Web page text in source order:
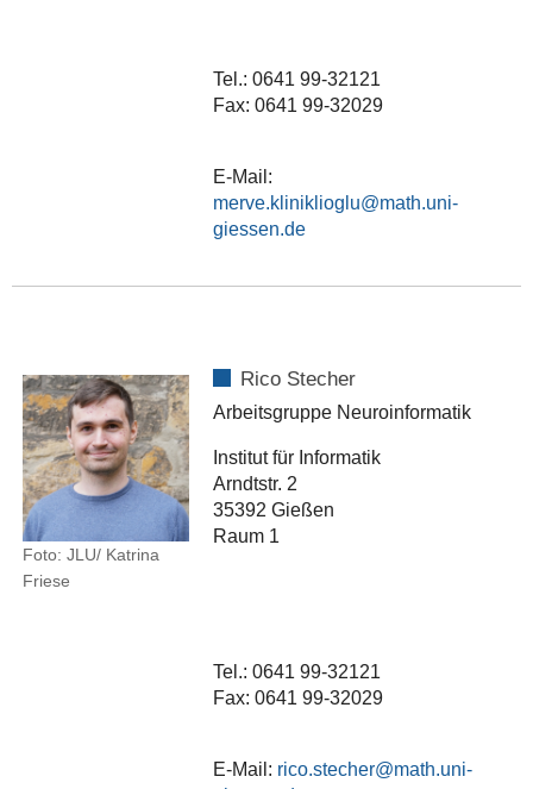
Tel.: 0641 99-32121
Fax: 0641 99-32029
E-Mail:
merve.kliniklioglu
Foto: JLU/ Katrina
Friese
Rico Stecher
Arbeitsgruppe Neuroinformatik
Institut für Informatik
Arndtstr. 2
35392 Gießen
Raum 1
Tel.: 0641 99-32121
Fax: 0641 99-32029
E-Mail: rico.stecher